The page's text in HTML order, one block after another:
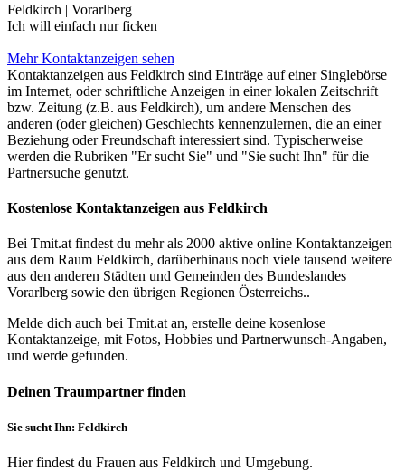
Feldkirch | Vorarlberg
Ich will einfach nur ficken
Mehr Kontaktanzeigen sehen
Kontaktanzeigen aus Feldkirch sind Einträge auf einer Singlebörse
im Internet, oder schriftliche Anzeigen in einer lokalen Zeitschrift
bzw. Zeitung (z.B. aus Feldkirch), um andere Menschen des
anderen (oder gleichen) Geschlechts kennenzulernen, die an einer
Beziehung oder Freundschaft interessiert sind. Typischerweise
werden die Rubriken "Er sucht Sie" und "Sie sucht Ihn" für die
Partnersuche genutzt.
Kostenlose Kontaktanzeigen aus Feldkirch
Bei Tmit.at findest du mehr als 2000 aktive online Kontaktanzeigen
aus dem Raum Feldkirch, darüberhinaus noch viele tausend weitere
aus den anderen Städten und Gemeinden des Bundeslandes
Vorarlberg sowie den übrigen Regionen Österreichs..
Melde dich auch bei Tmit.at an, erstelle deine kosenlose
Kontaktanzeige, mit Fotos, Hobbies und Partnerwunsch-Angaben,
und werde gefunden.
Deinen Traumpartner finden
Sie sucht Ihn: Feldkirch
Hier findest du Frauen aus Feldkirch und Umgebung.